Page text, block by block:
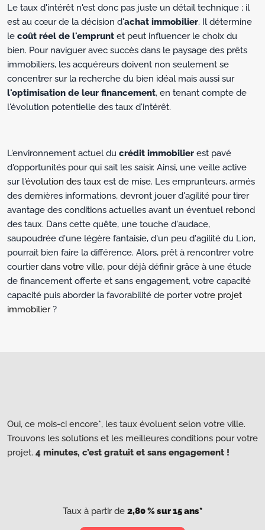
Le taux d'intérêt n'est donc pas juste un détail technique ; il
est au cœur de la décision d'achat immobilier. Il détermine
le coût réel de l'emprunt et peut influencer le choix du
bien. Pour naviguer avec succès dans le paysage des prêts
immobiliers, les acquéreurs doivent non seulement se
concentrer sur la recherche du bien idéal mais aussi sur
l'optimisation de leur financement, en tenant compte de
l'évolution potentielle des taux d'intérêt.
L'environnement actuel du crédit immobilier est pavé
d'opportunités pour qui sait les saisir. Ainsi, une veille active
sur l'évolution des taux est de mise. Les emprunteurs, armés
des dernières informations, devront jouer d'agilité pour tirer
avantage des conditions actuelles avant un éventuel rebond
des taux. Dans cette quête, une touche d'audace,
saupoudrée d'une légère fantaisie, d'un peu d'agilité du Lion,
pourrait bien faire la différence. Alors, prêt à rencontrer votre
courtierdans votre ville, pour déjà définir grâce à une étude
de financement offerte et sans engagement, votre capacité
capacité puis aborder la favorabilité de portervotre projet
immobilier?
Oui, ce mois-ci encore*, les taux évoluent selon votre ville.
Trouvons les solutions et les meilleures conditions pour votre
projet. 4 minutes, c’est gratuit et sans engagement !
Taux à partir de 2,80 % sur 15 ans*